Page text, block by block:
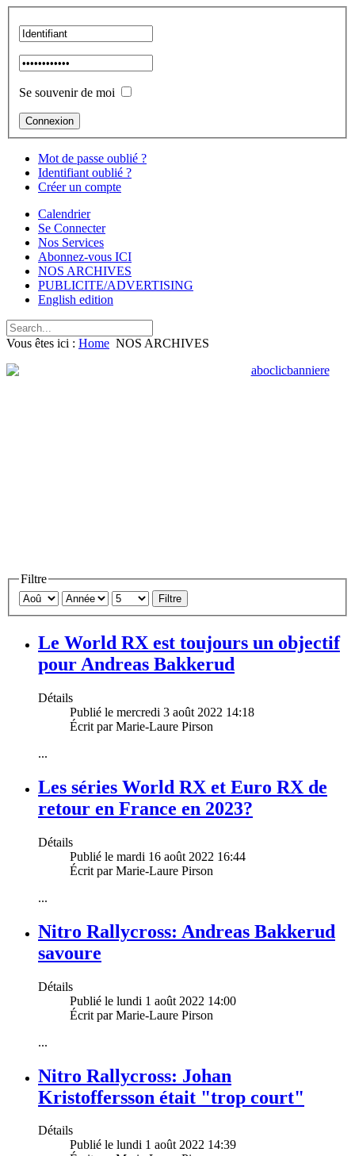
Se souvenir de moi
Mot de passe oublié ?
Identifiant oublié ?
Créer un compte
Calendrier
Se Connecter
Nos Services
Abonnez-vous ICI
NOS ARCHIVES
PUBLICITE/ADVERTISING
English edition
Vous êtes ici : Home NOS ARCHIVES
Filtre
Filtre
Le World RX est toujours un objectif
pour Andreas Bakkerud
Détails
Publié le mercredi 3 août 2022 14:18
Écrit par Marie-Laure Pirson
...
Les séries World RX et Euro RX de
retour en France en 2023?
Détails
Publié le mardi 16 août 2022 16:44
Écrit par Marie-Laure Pirson
...
Nitro Rallycross: Andreas Bakkerud
savoure
Détails
Publié le lundi 1 août 2022 14:00
Écrit par Marie-Laure Pirson
...
Nitro Rallycross: Johan
Kristoffersson était "trop court"
Détails
Publié le lundi 1 août 2022 14:39